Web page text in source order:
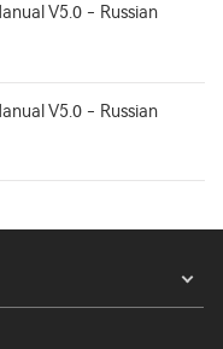
V5.0 - Russian
V5.0 - Russian